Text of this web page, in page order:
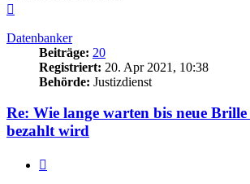
Datenbanker
Beiträge: 20
Registriert: 20. Apr 2021, 10:38
Behörde: Justizdienst
Re: Wie lange warten bis neue
bezahlt wird